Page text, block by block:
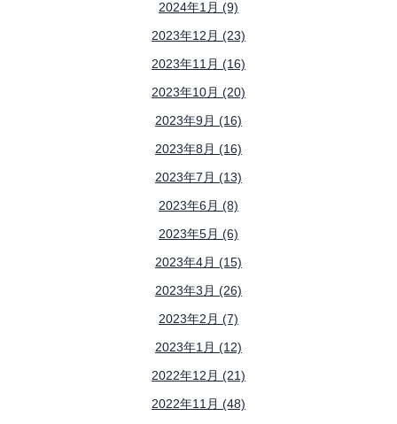
2024年1月 (9)
2023年12月 (23)
2023年11月 (16)
2023年10月 (20)
2023年9月 (16)
2023年8月 (16)
2023年7月 (13)
2023年6月 (8)
2023年5月 (6)
2023年4月 (15)
2023年3月 (26)
2023年2月 (7)
2023年1月 (12)
2022年12月 (21)
2022年11月 (48)